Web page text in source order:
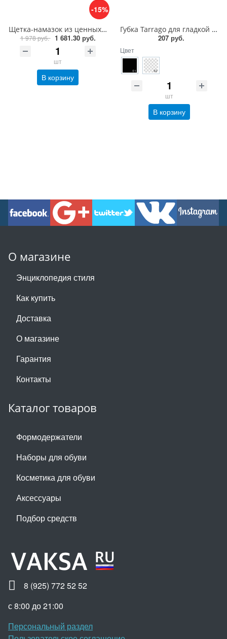
-15%
Щетка-намазок из ценных пород дерева Saphir Brosse Pommadier
1 978 руб. 1 681.30 руб.
шт
В корзину
Губка Tarrago для гладкой кожи силикон
207 руб.
Цвет
шт
В корзину
О магазине
Энциклопедия стиля
Как купить
Доставка
О магазине
Гарантия
Контакты
Каталог товаров
Формодержатели
Наборы для обуви
Косметика для обуви
Аксессуары
Подбор средств
8 (925) 772 52 52
с 8:00 до 21:00
Персональный раздел